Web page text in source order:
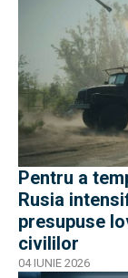
Pentru a
Rusia
presupuse
civililor
04 IUNIE 2026